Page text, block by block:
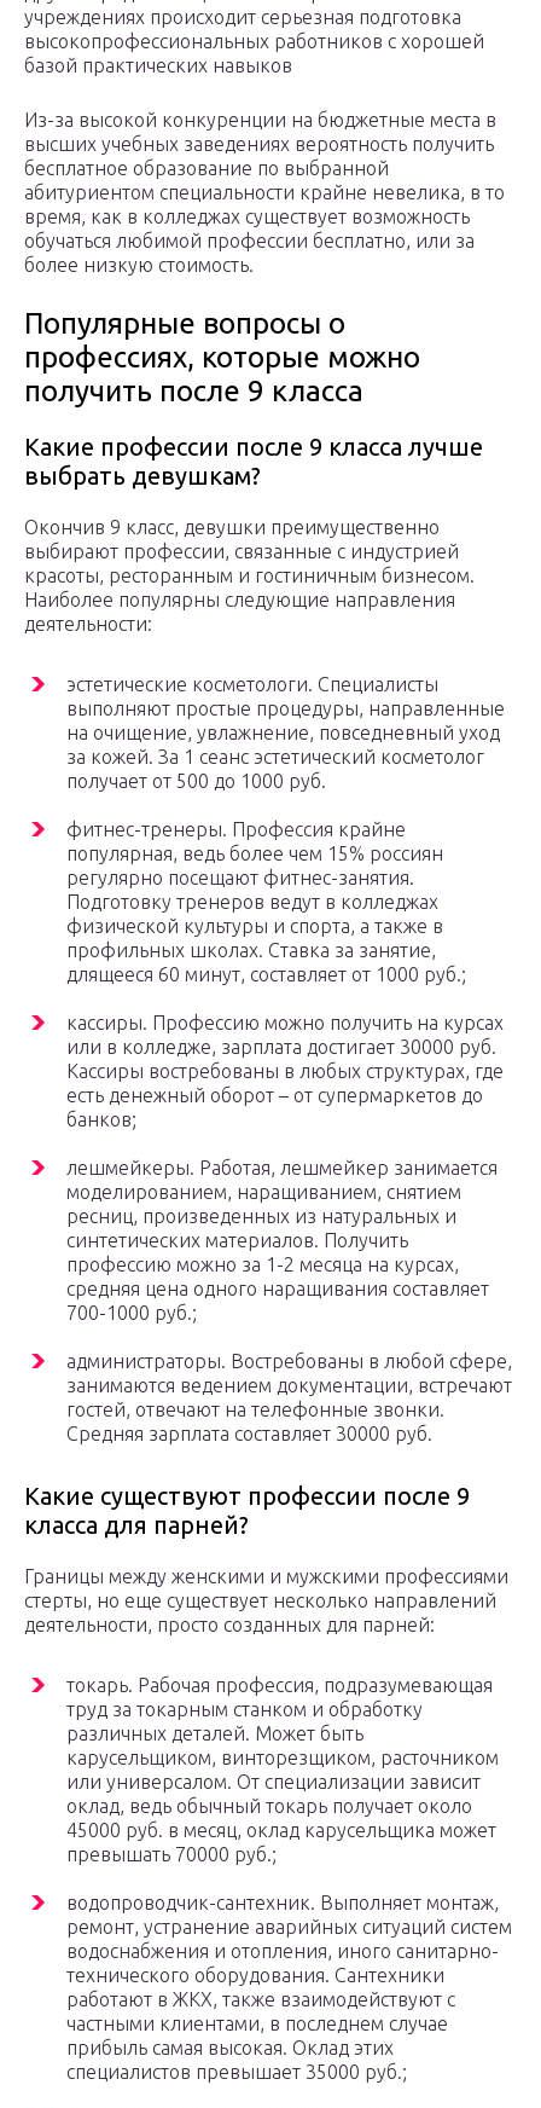
учреждениях происходит серьезная подготовка
высокопрофессиональных работников с хорошей
базой практических навыков
Из-за высокой конкуренции на бюджетные места в
высших учебных заведениях вероятность получить
бесплатное образование по выбранной
абитуриентом специальности крайне невелика, в то
время, как в колледжах существует возможность
обучаться любимой профессии бесплатно, или за
более низкую стоимость.
Популярные вопросы о
профессиях, которые можно
получить после 9 класса
Какие профессии после 9 класса лучше
выбрать девушкам?
Окончив 9 класс, девушки преимущественно
выбирают профессии, связанные с индустрией
красоты, ресторанным и гостиничным бизнесом.
Наиболее популярны следующие направления
деятельности:
эстетические косметологи. Специалисты
выполняют простые процедуры, направленные
на очищение, увлажнение, повседневный уход
за кожей. За 1 сеанс эстетический косметолог
получает от 500 до 1000 руб.
фитнес-тренеры. Профессия крайне
популярная, ведь более чем 15% россиян
регулярно посещают фитнес-занятия.
Подготовку тренеров ведут в колледжах
физической культуры и спорта, а также в
профильных школах. Ставка за занятие,
длящееся 60 минут, составляет от 1000 руб.;
кассиры. Профессию можно получить на курсах
или в колледже, зарплата достигает 30000 руб.
Кассиры востребованы в любых структурах, где
есть денежный оборот – от супермаркетов до
банков;
лешмейкеры. Работая, лешмейкер занимается
моделированием, наращиванием, снятием
ресниц, произведенных из натуральных и
синтетических материалов. Получить
профессию можно за 1-2 месяца на курсах,
средняя цена одного наращивания составляет
700-1000 руб.;
администраторы. Востребованы в любой сфере,
занимаются ведением документации, встречают
гостей, отвечают на телефонные звонки.
Средняя зарплата составляет 30000 руб.
Какие существуют профессии после 9
класса для парней?
Границы между женскими и мужскими профессиями
стерты, но еще существует несколько направлений
деятельности, просто созданных для парней:
токарь. Рабочая профессия, подразумевающая
труд за токарным станком и обработку
различных деталей. Может быть
карусельщиком, винторезщиком, расточником
или универсалом. От специализации зависит
оклад, ведь обычный токарь получает около
45000 руб. в месяц, оклад карусельщика может
превышать 70000 руб.;
водопроводчик-сантехник. Выполняет монтаж,
ремонт, устранение аварийных ситуаций систем
водоснабжения и отопления, иного санитарно-
технического оборудования. Сантехники
работают в ЖКХ, также взаимодействуют с
частными клиентами, в последнем случае
прибыль самая высокая. Оклад этих
специалистов превышает 35000 руб.;